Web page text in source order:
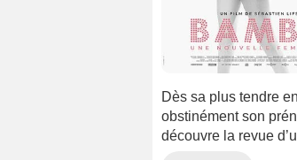
Dès sa plus tendre
obstinément son
découvre la revue